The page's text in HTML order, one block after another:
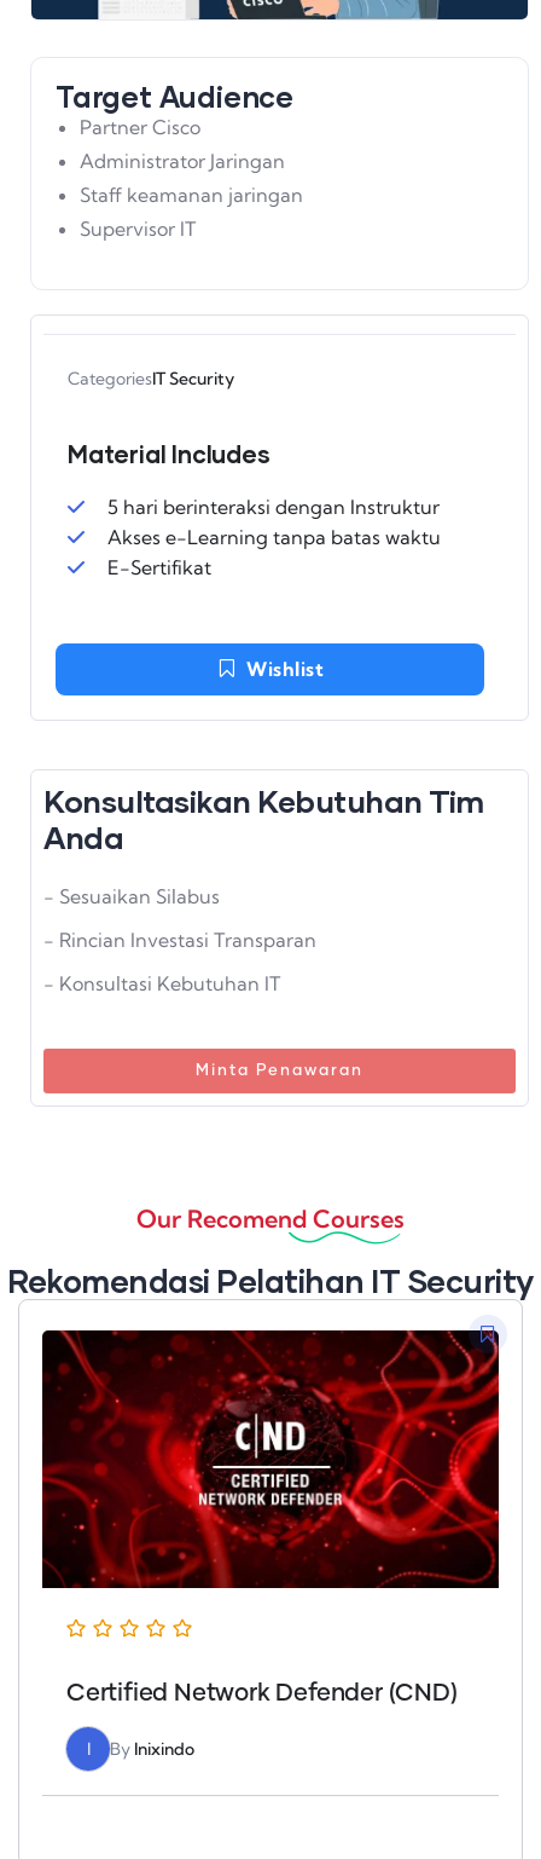
Target Audience
Partner Cisco
Administrator Jaringan
Staff keamanan jaringan
Supervisor IT
CategoriesIT Security
Material Includes
5 hari berinteraksi dengan Instruktur
Akses e-Learning tanpa batas waktu
E-Sertifikat
Wishlist
Konsultasikan Kebutuhan Tim
Anda
- Sesuaikan Silabus
- Rincian Investasi Transparan
- Konsultasi Kebutuhan IT
Minta Penawaran
Our Recomend Courses
Rekomendasi Pelatihan IT Security
Certified Network Defender (CND)
I By Inixindo